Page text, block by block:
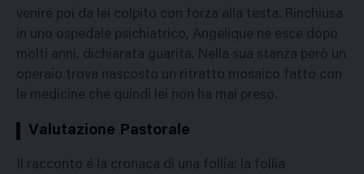
venire poi da lei colpito con forza alla testa. Rinchiusa
in uno ospedale psichiatrico, Angelique ne esce dopo
molti anni, dichiarata guarita. Nella sua stanza però un
operaio trova nascosto un ritratto mosaico fatto con
le medicine che quindi lei non ha mai preso.
Valutazione Pastorale
Il racconto é la cronaca di una follia: la follia